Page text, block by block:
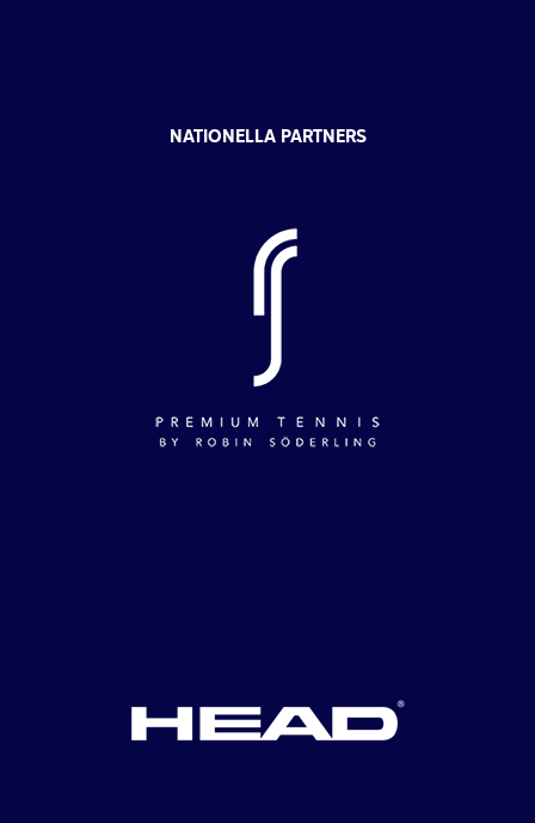
NATIONELLA PARTNERS